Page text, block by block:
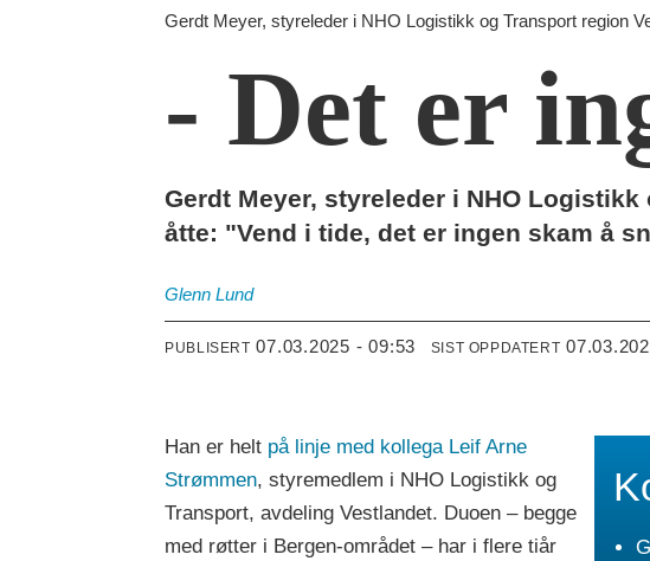
Gerdt Meyer, styreleder i NHO Logistikk og Transport region
- Det er
Gerdt Meyer, styreleder i NHO
åtte: "Vend i tide, det er ingen skam å
Glenn Lund
PUBLISERT 07.03.2025 - 09:53 SIST OPPDATERT
Han er helt på linje med kollega Leif Arne
Strømmen, styremedlem i NHO Logistikk og
Transport, avdeling Vestlandet. Duoen – begge
med røtter i Bergen-området – har i flere tiår